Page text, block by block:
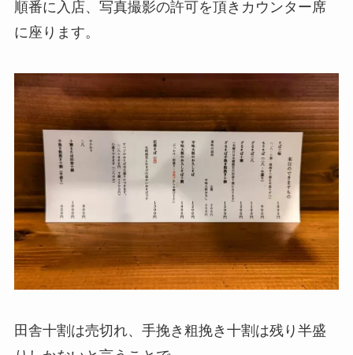
順番に入店、写真撮影の許可を頂きカウンター席
に座ります。
田舎十割は売切れ、手挽き粗挽き十割は残り半盛